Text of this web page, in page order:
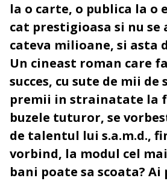
la o carte, o publica la o
cat prestigioasa si nu se
cateva milioane, si asta
Un cineast roman care
succes, cu sute de mii
premii in strainatate la
buzele tuturor, se
de talentul lui s.a.m.d.,
vorbind, la modul cel
bani poate sa scoata?